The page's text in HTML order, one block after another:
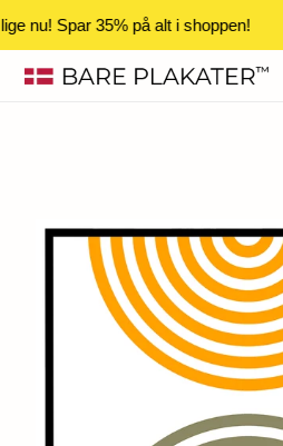
nu! Spar 35% på alt i shoppen!